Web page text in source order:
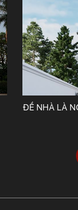
ĐỂ NHÀ LÀ